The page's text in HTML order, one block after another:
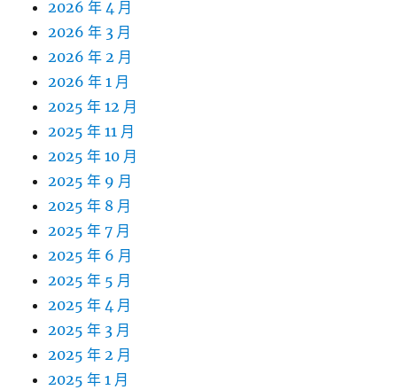
2026 年 4 月
2026 年 3 月
2026 年 2 月
2026 年 1 月
2025 年 12 月
2025 年 11 月
2025 年 10 月
2025 年 9 月
2025 年 8 月
2025 年 7 月
2025 年 6 月
2025 年 5 月
2025 年 4 月
2025 年 3 月
2025 年 2 月
2025 年 1 月